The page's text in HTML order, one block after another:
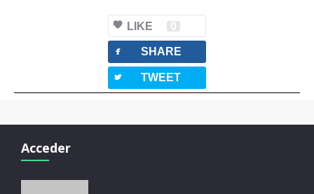
LIKE 0
facebook SHARE
twitterbird TWEET
Acceder